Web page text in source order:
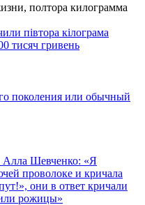
полтора килограмма
півтора кілограма
тисяч гривень
поколения или обычный
Алла Шевченко: «Я
проволоке и кричала
они в ответ кричали
рожицы»